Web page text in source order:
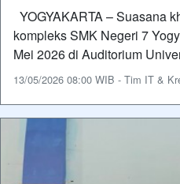
YOGYAKARTA – Suasana
kompleks SMK Negeri 7
Mei 2026 di Auditorium
13/05/2026 08:00 WIB - Tim IT &